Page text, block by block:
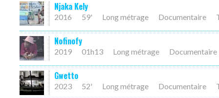
Njaka Kely
2016 59' Long métrage Documentaire
Nofinofy
2019 01h13 Long métrage Documentaire
Gwetto
2023 52' Long métrage Documentaire